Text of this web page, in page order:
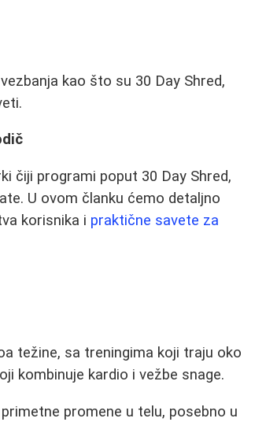
kao što su 30 Day Shred,
čiji programi poput 30 Day Shred,
U ovom članku ćemo detaljno
korisnika i praktične savete za
težine, sa treningima koji traju oko
kombinuje kardio i vežbe snage.
promene u telu, posebno u